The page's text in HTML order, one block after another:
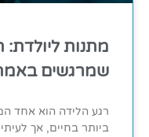
מתנות ליולדת:
שמרגשים
רגע הלידה הוא אחד
ביותר בחיים, אך